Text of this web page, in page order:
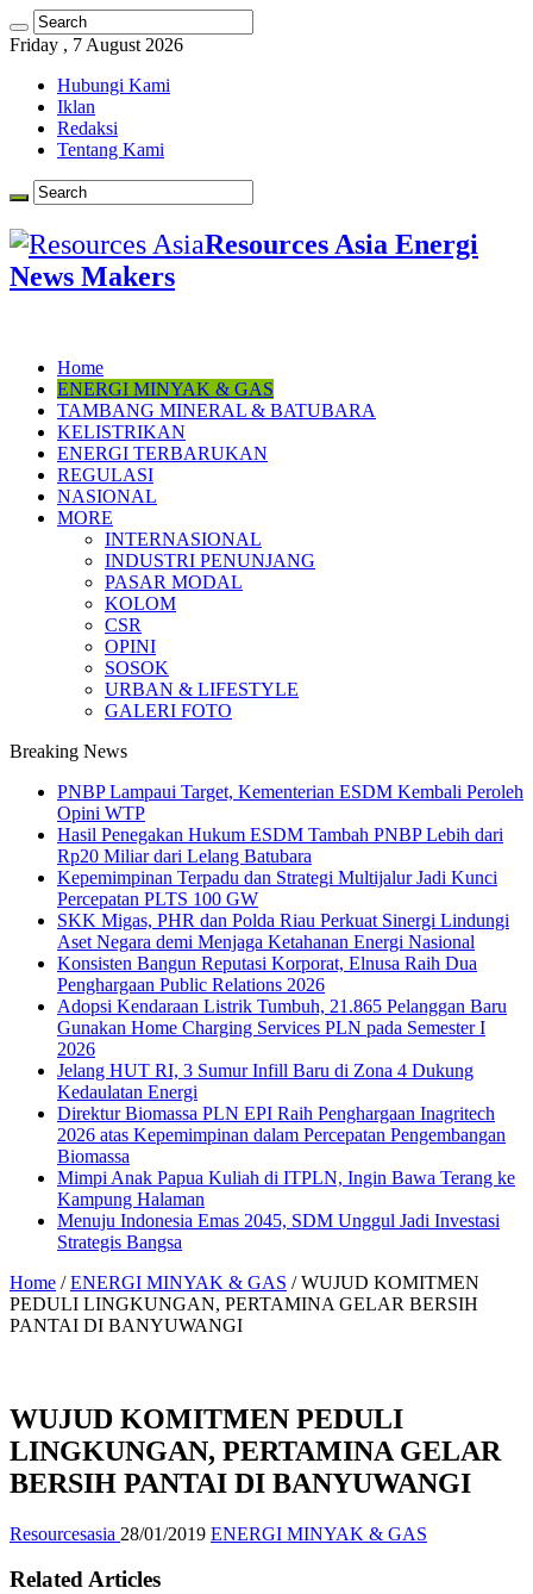
Friday , 7 August 2026
Hubungi Kami
Iklan
Redaksi
Tentang Kami
Resources Asia Energi
News Makers
Home
ENERGI MINYAK & GAS
TAMBANG MINERAL & BATUBARA
KELISTRIKAN
ENERGI TERBARUKAN
REGULASI
NASIONAL
MORE
INTERNASIONAL
INDUSTRI PENUNJANG
PASAR MODAL
KOLOM
CSR
OPINI
SOSOK
URBAN & LIFESTYLE
GALERI FOTO
Breaking News
PNBP Lampaui Target, Kementerian ESDM Kembali Peroleh
Opini WTP
Hasil Penegakan Hukum ESDM Tambah PNBP Lebih dari
Rp20 Miliar dari Lelang Batubara
Kepemimpinan Terpadu dan Strategi Multijalur Jadi Kunci
Percepatan PLTS 100 GW
SKK Migas, PHR dan Polda Riau Perkuat Sinergi Lindungi
Aset Negara demi Menjaga Ketahanan Energi Nasional
Konsisten Bangun Reputasi Korporat, Elnusa Raih Dua
Penghargaan Public Relations 2026
Adopsi Kendaraan Listrik Tumbuh, 21.865 Pelanggan Baru
Gunakan Home Charging Services PLN pada Semester I
2026
Jelang HUT RI, 3 Sumur Infill Baru di Zona 4 Dukung
Kedaulatan Energi
Direktur Biomassa PLN EPI Raih Penghargaan Inagritech
2026 atas Kepemimpinan dalam Percepatan Pengembangan
Biomassa
Mimpi Anak Papua Kuliah di ITPLN, Ingin Bawa Terang ke
Kampung Halaman
Menuju Indonesia Emas 2045, SDM Unggul Jadi Investasi
Strategis Bangsa
Home / ENERGI MINYAK & GAS / WUJUD KOMITMEN
PEDULI LINGKUNGAN, PERTAMINA GELAR BERSIH
PANTAI DI BANYUWANGI
WUJUD KOMITMEN PEDULI
LINGKUNGAN, PERTAMINA GELAR
BERSIH PANTAI DI BANYUWANGI
Resourcesasia 28/01/2019 ENERGI MINYAK & GAS
Related Articles